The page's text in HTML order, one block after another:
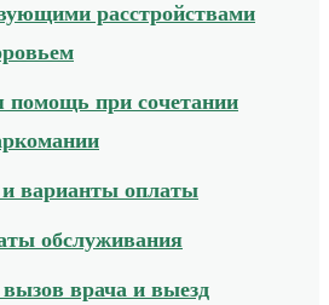
расстройствами
помощь при сочетании
и варианты оплаты
обслуживания
врача и выезд